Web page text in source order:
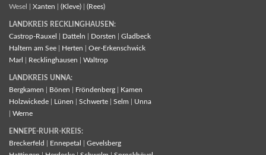
Wesel | Xanten (Kleve) (Rees)
LANDKREIS RECKLINGHAUSEN:
Castrop-Rauxel
Datteln Dorsten
Gladbeck
Haltern am See
Herten
Oer-Erkenschwick
Marl
Recklinghausen Waltrop
LANDKREIS UNNA:
Bergkamen
Bönen Fröndenberg
Kamen
Holzwickede
Lünen Schwerte Selm
Unna
Werne
ENNEPE-RUHR-KREIS:
Breckerfeld
Ennepetal
Gevelsberg